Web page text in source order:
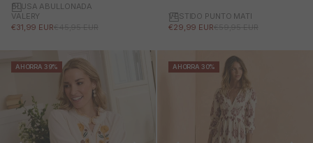
BLUSA ABULLONADA
VALERY
PRECIO DE OFERTA
€31,99 EURPRECIO NORMAL
€45,95 EUR
VESTIDO PUNTO MATI
PRECIO DE OFERTA
€29,99 EURPRECIO NORMAL
€59,95 EUR
AHORRA 39% AHORRA 30%